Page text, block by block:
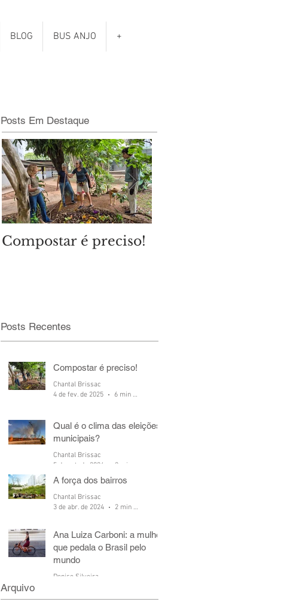
BLOG BUS ANJO +
Posts Em Destaque
Compostar é preciso!
Posts Recentes
Compostar é preciso!
Chantal Brissac
4 de fev. de 2025
6 min de leitura
Qual é o clima das eleições
municipais?
Chantal Brissac
5 de out. de 2024
A força dos bairros
Chantal Brissac
3 de abr. de 2024
2 min de leitura
Ana Luiza Carboni: a mulher
que pedala o Brasil pelo
mundo
Denise Silveira
Arquivo